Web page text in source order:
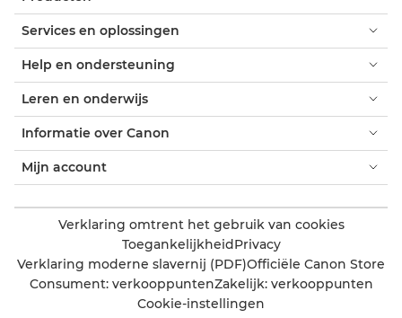
Services en oplossingen
Help en ondersteuning
Leren en onderwijs
Informatie over Canon
Mijn account
Verklaring omtrent het gebruik van cookies
ToegankelijkheidPrivacy
Verklaring moderne slavernij (PDF)Officiële Canon Store
Consument: verkooppuntenZakelijk: verkooppunten
Cookie-instellingen